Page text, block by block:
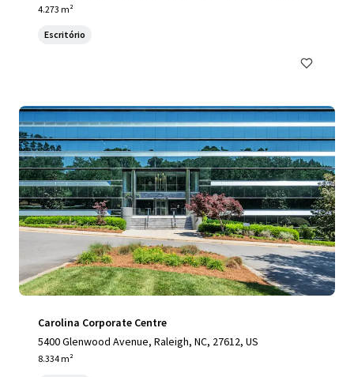
4.273 m²
Escritório
Carolina Corporate Centre
5400 Glenwood Avenue, Raleigh, NC, 27612, US
8.334 m²